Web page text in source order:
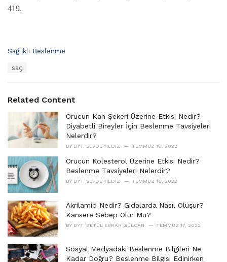
419.
C
o
r
i
:
Sağlıklı Beslenme
:
saç
Related Content
Orucun Kan Şekeri Üzerine Etkisi Nedir?
Diyabetli Bireyler İçin Beslenme Tavsiyeleri
Nelerdir?
BY DYT. SEVDE YILDIZ TEMMUZ 16, 2022
Orucun Kolesterol Üzerine Etkisi Nedir?
Beslenme Tavsiyeleri Nelerdir?
BY DYT. SEVDE YILDIZ TEMMUZ 16, 2022
Akrilamid Nedir? Gıdalarda Nasıl Oluşur?
Kansere Sebep Olur Mu?
BY DYT. BETÜL EBRAR GÜLCAN TEMMUZ 17, 2022
Sosyal Medyadaki Beslenme Bilgileri Ne
Kadar Doğru? Beslenme Bilgisi Edinirken